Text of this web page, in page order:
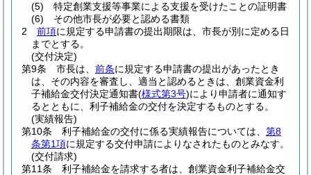
(5)
特定創業支援等事業による支援を受けたことの証明書
(6)
その他市長が必要と認める書類
2
前項に規定する申請書の提出期限は、市長が別に定める日
までとする。
(交付決定)
第9条
市長は、 前条に規定する申請書の提出があったとき
は、その内容を審査し、適当と認めるときは、創業資金利
子補給金交付決定通知書(様式第3号)により申請者に通知す
るとともに、利子補給金の交付を決定するものとする。
(実績報告)
第10条
利子補給金の交付に係る実績報告については、 第8
条第1項に規定する交付申請によりなされたものとみなす。
(交付請求)
第11条
利子補給金を請求する者は、創業資金利子補給金交